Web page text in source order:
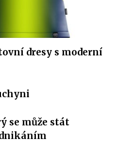
dresy s moderní
se může stát